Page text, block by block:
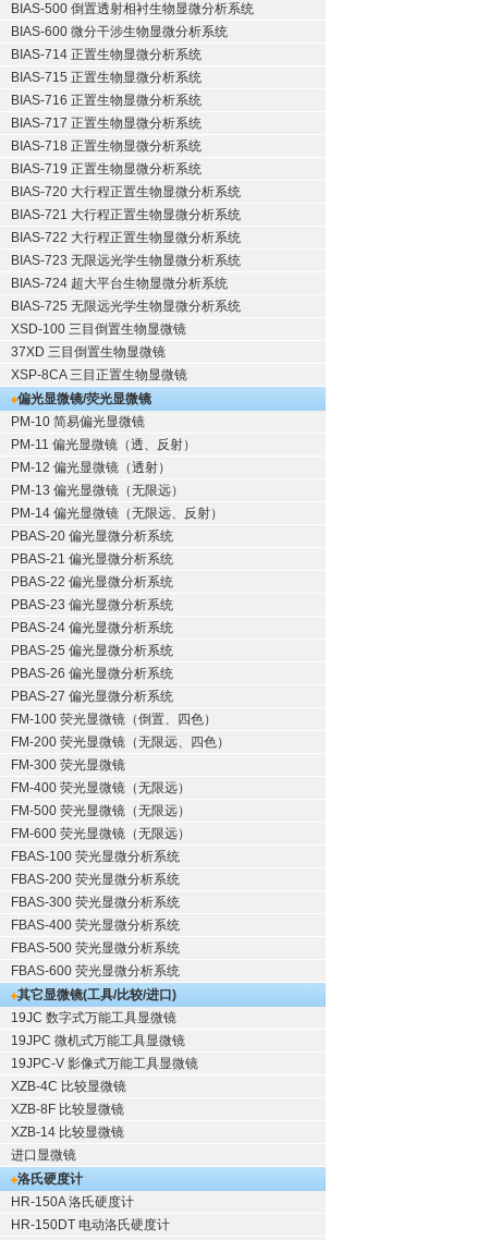
BIAS-500 倒置透射相衬生物显微分析系统
BIAS-600 微分干涉生物显微分析系统
BIAS-714 正置生物显微分析系统
BIAS-715 正置生物显微分析系统
BIAS-716 正置生物显微分析系统
BIAS-717 正置生物显微分析系统
BIAS-718 正置生物显微分析系统
BIAS-719 正置生物显微分析系统
BIAS-720 大行程正置生物显微分析系统
BIAS-721 大行程正置生物显微分析系统
BIAS-722 大行程正置生物显微分析系统
BIAS-723 无限远光学生物显微分析系统
BIAS-724 超大平台生物显微分析系统
BIAS-725 无限远光学生物显微分析系统
XSD-100 三目倒置生物显微镜
37XD 三目倒置生物显微镜
XSP-8CA 三目正置生物显微镜
偏光显微镜/荧光显微镜
PM-10 简易偏光显微镜
PM-11 偏光显微镜（透、反射）
PM-12 偏光显微镜（透射）
PM-13 偏光显微镜（无限远）
PM-14 偏光显微镜（无限远、反射）
PBAS-20 偏光显微分析系统
PBAS-21 偏光显微分析系统
PBAS-22 偏光显微分析系统
PBAS-23 偏光显微分析系统
PBAS-24 偏光显微分析系统
PBAS-25 偏光显微分析系统
PBAS-26 偏光显微分析系统
PBAS-27 偏光显微分析系统
FM-100 荧光显微镜（倒置、四色）
FM-200 荧光显微镜（无限远、四色）
FM-300 荧光显微镜
FM-400 荧光显微镜（无限远）
FM-500 荧光显微镜（无限远）
FM-600 荧光显微镜（无限远）
FBAS-100 荧光显微分析系统
FBAS-200 荧光显微分析系统
FBAS-300 荧光显微分析系统
FBAS-400 荧光显微分析系统
FBAS-500 荧光显微分析系统
FBAS-600 荧光显微分析系统
其它显微镜(工具/比较/进口)
19JC 数字式万能工具显微镜
19JPC 微机式万能工具显微镜
19JPC-V 影像式万能工具显微镜
XZB-4C 比较显微镜
XZB-8F 比较显微镜
XZB-14 比较显微镜
进口显微镜
洛氏硬度计
HR-150A 洛氏硬度计
HR-150DT 电动洛氏硬度计